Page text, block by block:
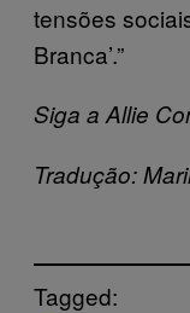
tensões
Branca’.”
Siga a Allie
Tradução:
Tagged: